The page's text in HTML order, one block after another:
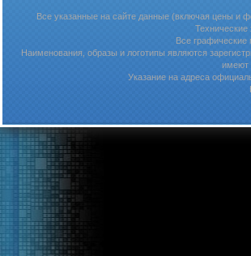
Все указанные на сайте данные (включая цены и
Все графические
Наименования, образы и логотипы являются
имеют
Указание на адреса